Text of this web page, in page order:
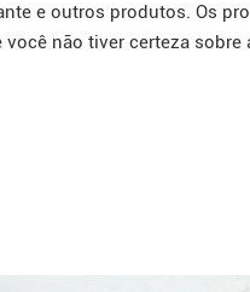
e outros produtos. Os
não tiver certeza